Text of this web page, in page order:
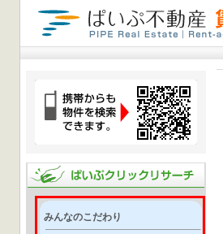
みんなのこだわり